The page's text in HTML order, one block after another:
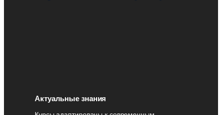
Актуальные знания